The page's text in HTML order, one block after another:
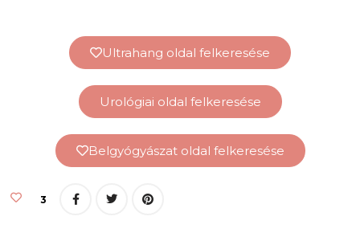
Ultrahang oldal felkeresése
Urológiai oldal felkeresése
Belgyógyászat oldal felkeresése
3